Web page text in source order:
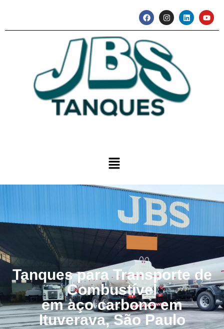
Tanques para Transporte de
Combustível
em aço carbono em
Ituverava, São Paulo